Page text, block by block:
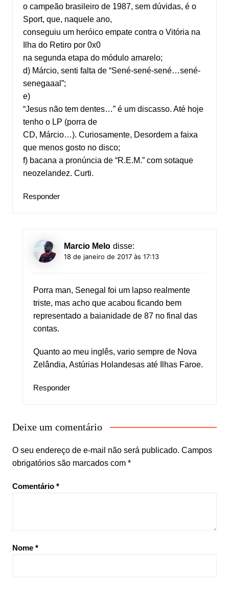
o campeão brasileiro de 1987, sem dúvidas, é o
Sport, que, naquele ano,
conseguiu um heróico empate contra o Vitória na
Ilha do Retiro por 0x0
na segunda etapa do módulo amarelo;
d) Márcio, senti falta de “Sené-sené-sené…sené-
senegaaal”;
e)
“Jesus não tem dentes…” é um discasso. Até hoje
tenho o LP (porra de
CD, Márcio…). Curiosamente, Desordem a faixa
que menos gosto no disco;
f) bacana a pronúncia de “R.E.M.” com sotaque
neozelandez. Curti.
Responder
Marcio Melo disse:
18 de janeiro de 2017 às 17:13
Porra man, Senegal foi um lapso realmente
triste, mas acho que acabou ficando bem
representado a baianidade de 87 no final das
contas.
Quanto ao meu inglês, vario sempre de Nova
Zelândia, Astúrias Holandesas até Ilhas Faroe.
Responder
Deixe um comentário
O seu endereço de e-mail não será publicado. Campos
obrigatórios são marcados com *
Comentário *
Nome *